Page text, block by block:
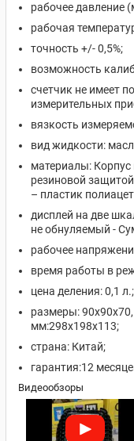
рабочее давление
рабочая
точность +/- 0,5%;
возможность
счетчик не имеет
измерительных
вязкость
вид жидкости:
материалы:
резиновой
– пластик
дисплей на две
не обнуляемый -
рабочее
время работы в
цена деления: 0,1 л.;
размеры:
мм:298х198х113;
страна: Китай;
гарантия:12
Видеообзоры